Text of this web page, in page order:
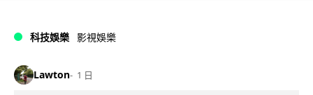
科技娛樂 影視娛樂
Lawton 1 日